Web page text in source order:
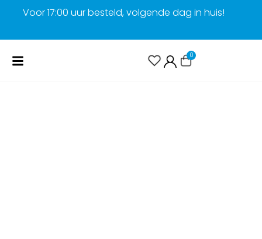
Voor 17:00 uur besteld, volgende dag in huis!
0